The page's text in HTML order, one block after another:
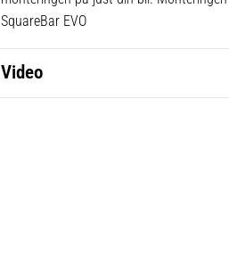
SquareBar EVO
Video